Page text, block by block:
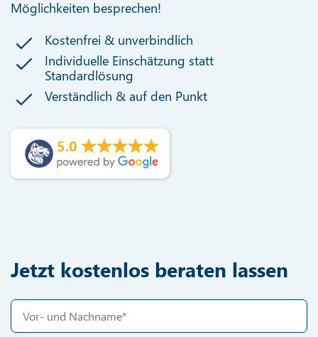
Möglichkeiten besprechen!
Kostenfrei & unverbindlich
Individuelle Einschätzung statt
Standardlösung
Verständlich & auf den Punkt
5.0
Jetzt kostenlos beraten lassen